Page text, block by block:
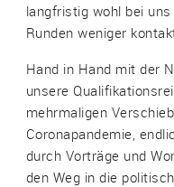
langfristig wohl bei
Runden weniger
Hand in Hand mit der
unsere
mehrmaligen
Coronapandemie,
durch Vorträge und
den Weg in die